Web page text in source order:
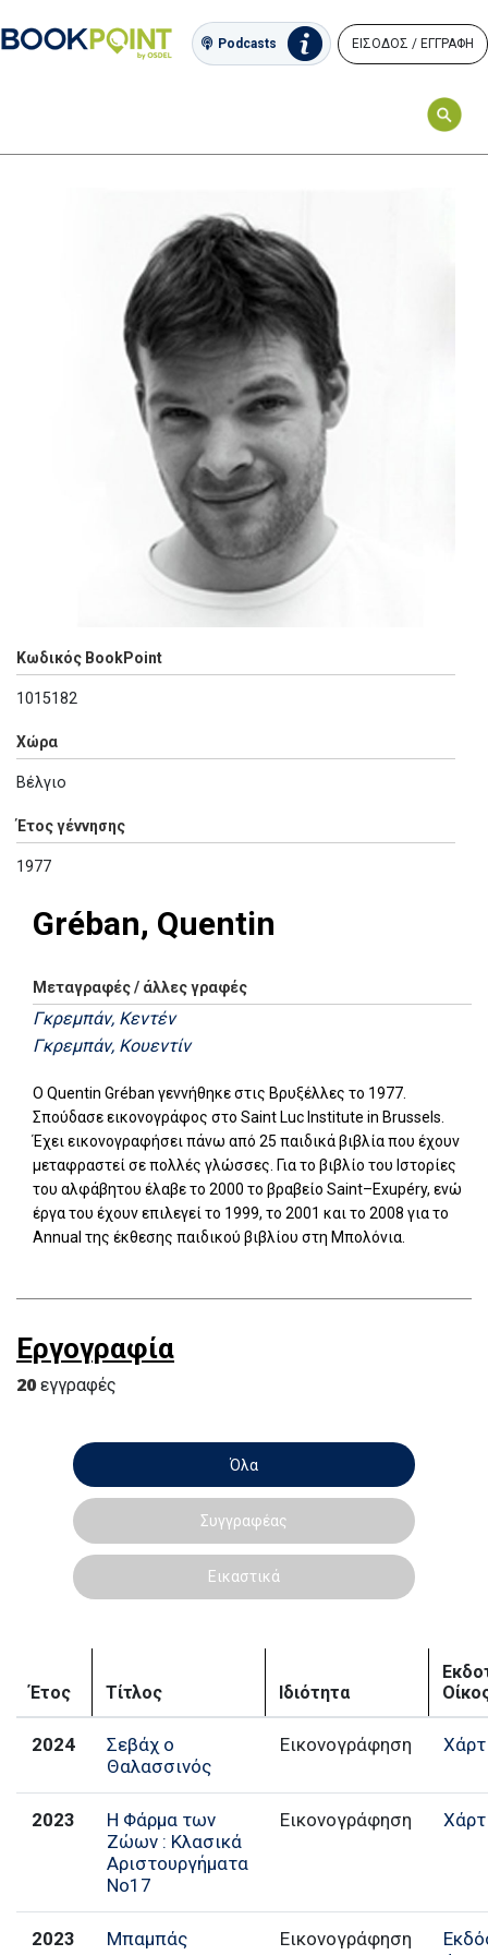
Podcasts ΕΙΣΟΔΟΣ / ΕΓΓΡΑΦΗ
Κωδικός BookPoint
1015182
Χώρα
Βέλγιο
Έτος γέννησης
1977
Gréban, Quentin
Μεταγραφές / άλλες γραφές
Γκρεμπάν, Κεντέν
Γκρεμπάν, Κουεντίν
O Quentin Gréban γεννήθηκε στις Βρυξέλλες το 1977.
Σπούδασε εικονογράφος στο Saint Luc Institute in Brussels.
Έχει εικονογραφήσει πάνω από 25 παιδικά βιβλία που έχουν
μεταφραστεί σε πολλές γλώσσες. Για το βιβλίο του Ιστορίες
του αλφάβητου έλαβε το 2000 το βραβείο Saint–Exupéry, ενώ
έργα του έχουν επιλεγεί το 1999, το 2001 και το 2008 για το
Annual της έκθεσης παιδικού βιβλίου στη Μπολόνια.
Εργογραφία
20 εγγραφές
Όλα
Συγγραφέας
Εικαστικά
Έτος Τίτλος Ιδιότητα
2024
Σεβάχ ο
Θαλασσινός
Εικονογράφηση
2023
Η Φάρμα των
Ζώων : Κλασικά
Αριστουργήματα
Νο17
Εικονογράφηση
2023 Μπαμπάς Εικονογράφηση